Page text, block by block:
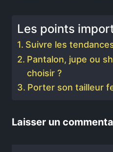
Les points
Suivre les
Pantalon, jupe ou
choisir ?
Porter son tailleur
Laisser un